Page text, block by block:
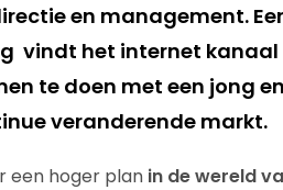
en management.
vindt het internet kanaal
te doen met een jong
veranderende markt.
een hoger plan in de wereld